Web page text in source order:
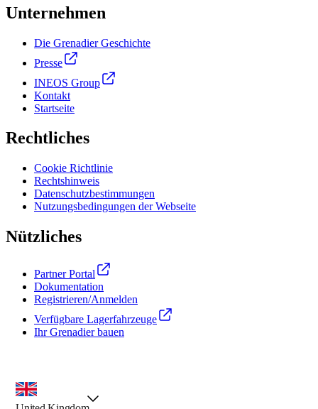
Unternehmen
Die Grenadier Geschichte
Presse
INEOS Group
Kontakt
Startseite
Rechtliches
Cookie Richtlinie
Rechtshinweis
Datenschutzbestimmungen
Nutzungsbedingungen der Webseite
Nützliches
Partner Portal
Dokumentation
Registrieren/Anmelden
Verfügbare Lagerfahrzeuge
Ihr Grenadier bauen